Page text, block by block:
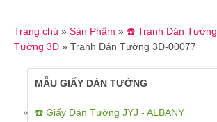
Trang chủ » Sản Phẩm » ☎️ Tranh Dán Tường
Tường 3D » Tranh Dán Tường 3D-00077
MẪU GIẤY DÁN TƯỜNG
☎️ Giấy Dán Tường JYJ - ALBANY